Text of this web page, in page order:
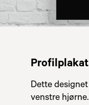
Dette
venstre